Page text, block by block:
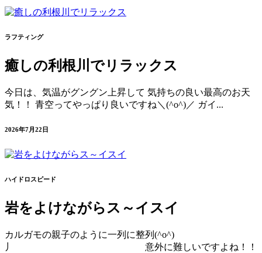
ラフティング
癒しの利根川でリラックス
今日は、気温がグングン上昇して 気持ちの良い最高のお天
気！！ 青空ってやっぱり良いですね＼(^o^)／ ガイ...
2026年7月22日
ハイドロスピード
岩をよけながらス～イスイ
カルガモの親子のように一列に整列(^o^)
丿 意外に難しいですよね！！